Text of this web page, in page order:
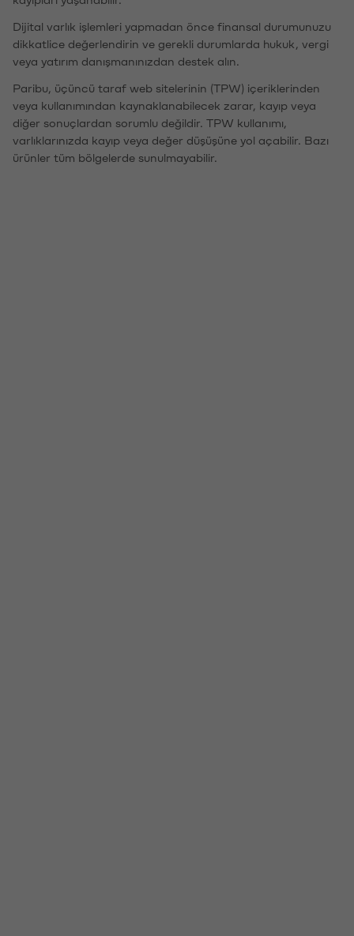
Dijital varlık işlemleri yapmadan önce finansal durumunuzu
dikkatlice değerlendirin ve gerekli durumlarda hukuk, vergi
veya yatırım danışmanınızdan destek alın.
Paribu, üçüncü taraf web sitelerinin (TPW) içeriklerinden
veya kullanımından kaynaklanabilecek zarar, kayıp veya
diğer sonuçlardan sorumlu değildir. TPW kullanımı,
varlıklarınızda kayıp veya değer düşüşüne yol açabilir. Bazı
ürünler tüm bölgelerde sunulmayabilir.